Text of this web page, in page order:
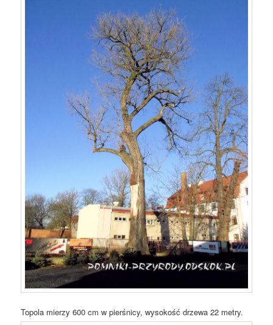
Topola mierzy 600 cm w pierśnicy, wysokość drzewa 22 metry.